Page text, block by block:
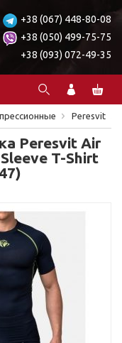
+38 (067) 448-80-08
+38 (050) 499-75-75
+38 (093) 072-49-35
Peresvit
Peresvit Air
T-Shirt